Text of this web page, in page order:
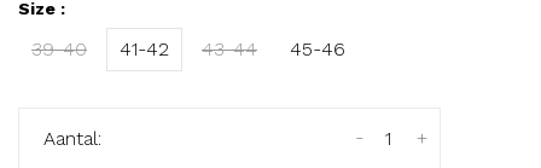
Size :
39-40 41-42 43-44 45-46
Aantal: +
-